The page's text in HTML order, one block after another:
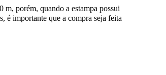
m, porém, quando a estampa possui
é importante que a compra seja feita